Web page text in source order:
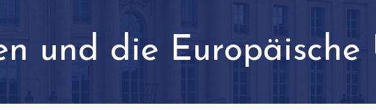
und die Europäische